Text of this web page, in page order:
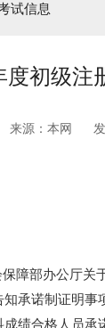
试信息
度初级
来源：本网
部办公厅关于
承诺制证明事
绩合格人员承